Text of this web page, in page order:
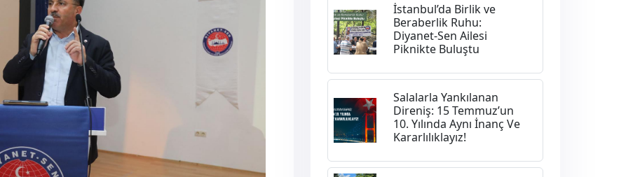
İstanbul’da Birlik ve
Beraberlik Ruhu:
Diyanet-Sen Ailesi
Piknikte Buluştu
Salalarla Yankılanan
Direniş: 15 Temmuz’un
10. Yılında Aynı İnanç Ve
Kararlılıklayız!